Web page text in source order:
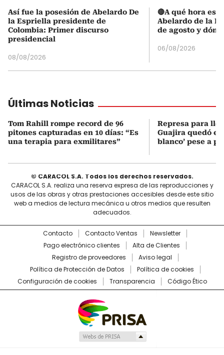
Así fue la posesión de Abelardo De
la Espriella presidente de
Colombia: Primer discurso
presidencial
08/08/2026
🔴A qué hora es
Abelardo de la
de agosto y
06/08/2026
Últimas Noticias
Tom Rahill rompe record de 96
pitones capturadas en 10 días: “Es
una terapia para exmilitares”
Represa para
Guajira quedó en
blanco’ pese a
© CARACOL S.A. Todos los derechos reservados.
CARACOL S.A. realiza una reserva expresa de las reproducciones y
usos de las obras y otras prestaciones accesibles desde este sitio
web a medios de lectura mecánica u otros medios que resulten
adecuados.
Contacto Contacto Ventas
Newsletter
Pago electrónico clientes
Alta de Clientes
Registro de proveedores
Aviso legal
Política de Protección de Datos
Política de cookies
Configuración de cookies
Transparencia Código Ético